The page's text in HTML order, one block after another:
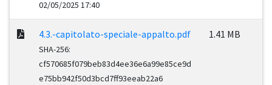
02/05/2025 17:40
4.3.-capitolato-speciale-appalto.pdf
SHA-256:
cf570685f079beb83d4ee36e6a99e85ce9d
e75bb942f50d3bcd7ff93eeab22a6
1.41 MB